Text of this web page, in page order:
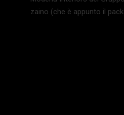
zaino (che è appunto il